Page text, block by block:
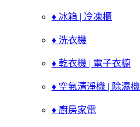
♦ 冰箱 | 冷凍櫃
♦ 洗衣機
♦ 乾衣機 | 電子衣櫥
♦ 空氣清淨機 | 除濕機
♦ 廚房家電